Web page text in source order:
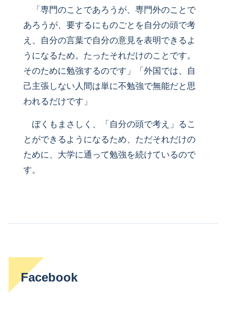
「専門のことであろうが、専門外のことで
あろうが、要するにものごとを自分の頭で考
え、自分の言葉で自分の意見を表明できるよ
うになるため。たったそれだけのことです。
そのために勉強するのです」「外国では、自
己主張しない人間は単に不勉強で無能だと思
われるだけです」
ぼくもまさしく、「自分の頭で考え」るこ
とができるようになるため、ただそれだけの
ために、大学に通って勉強を続けているので
す。
Facebook